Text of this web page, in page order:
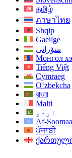
தமிழ்
ภาษาไทย
Shqip
Gaeilge
سۆرانی
Монгол
Tiếng Việt
Cymraeg
O‘zbekcha
বাংলা
Malti
اردو
Af-
ਪੰਜਾਬੀ